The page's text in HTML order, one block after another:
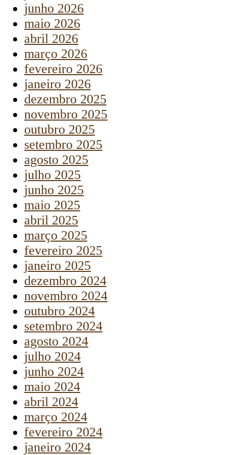
junho 2026
maio 2026
abril 2026
março 2026
fevereiro 2026
janeiro 2026
dezembro 2025
novembro 2025
outubro 2025
setembro 2025
agosto 2025
julho 2025
junho 2025
maio 2025
abril 2025
março 2025
fevereiro 2025
janeiro 2025
dezembro 2024
novembro 2024
outubro 2024
setembro 2024
agosto 2024
julho 2024
junho 2024
maio 2024
abril 2024
março 2024
fevereiro 2024
janeiro 2024